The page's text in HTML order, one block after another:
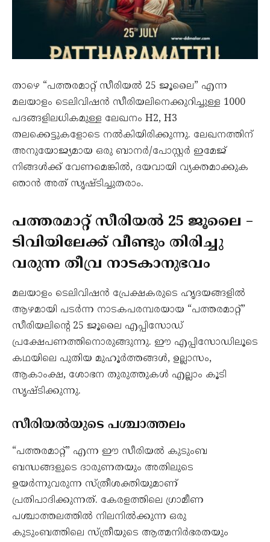
താഴെ “പത്തരമാറ്റ് സീരിയൽ 25 ജൂലൈ” എന്ന
മലയാളം ടെലിവിഷൻ സീരിയലിനെക്കുറിച്ചുള്ള 1000
പദങ്ങളിലധികമുള്ള ലേഖനം H2, H3
തലക്കെട്ടുകളോടെ നൽകിയിരിക്കുന്നു. ലേഖനത്തിന്
അനുയോജ്യമായ ഒരു ബാനർ/പോസ്റ്റർ ഇമേജ്
നിങ്ങള്‍ക്ക് വേണമെങ്കിൽ, ദയവായി വ്യക്തമാക്കുക
ഞാന്‍ അത് സൃഷ്ടിച്ചുതരാം.
പത്തരമാറ്റ് സീരിയൽ 25 ജൂലൈ –
ടിവിയിലേക്ക് വീണ്ടും തിരിച്ചു
വരുന്ന തീവ്ര നാടകാനുഭവം
മലയാളം ടെലിവിഷൻ പ്രേക്ഷകരുടെ ഹൃദയങ്ങളിൽ
ആഴമായി പടർന്ന നാടകപരമ്പരയായ “പത്തരമാറ്റ്”
സീരിയലിന്റെ 25 ജൂലൈ എപ്പിസോഡ്
പ്രക്ഷേപണത്തിനൊരുങ്ങുന്നു. ഈ എപ്പിസോഡിലൂടെ
കഥയിലെ പുതിയ മുഹൂർത്തങ്ങൾ, ഉല്ലാസം,
ആകാംക്ഷ, ശോഭന തുരുത്തുകൾ എല്ലാം കൂടി
സൃഷ്ടിക്കുന്നു.
സീരിയൽയുടെ പശ്ചാത്തലം
“പത്തരമാറ്റ്” എന്ന ഈ സീരിയൽ കുടുംബ
ബന്ധങ്ങളുടെ ദാരുണതയും അതിലുടെ
ഉയർന്നുവരുന്ന സ്ത്രീശക്തിയുമാണ്
പ്രതിപാദിക്കുന്നത്. കേരളത്തിലെ ഗ്രാമീണ
പശ്ചാത്തലത്തിൽ നിലനിൽക്കുന്ന ഒരു
കുടുംബത്തിലെ സ്ത്രീയുടെ ആത്മനിര്‍ഭരതയും